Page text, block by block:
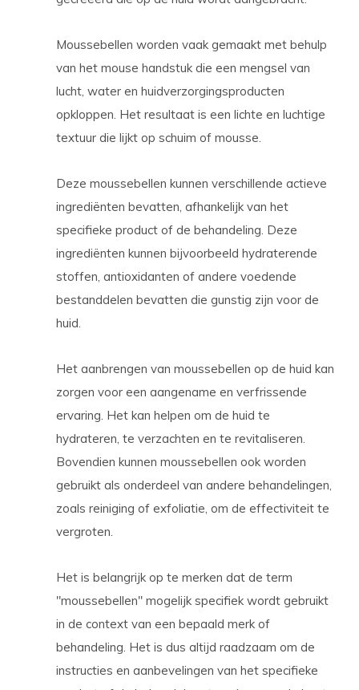
Moussebellen worden vaak gemaakt met behulp
van het mouse handstuk die een mengsel van
lucht, water en huidverzorgingsproducten
opkloppen. Het resultaat is een lichte en luchtige
textuur die lijkt op schuim of mousse.
Deze moussebellen kunnen verschillende actieve
ingrediënten bevatten, afhankelijk van het
specifieke product of de behandeling. Deze
ingrediënten kunnen bijvoorbeeld hydraterende
stoffen, antioxidanten of andere voedende
bestanddelen bevatten die gunstig zijn voor de
huid.
Het aanbrengen van moussebellen op de huid kan
zorgen voor een aangename en verfrissende
ervaring. Het kan helpen om de huid te
hydrateren, te verzachten en te revitaliseren.
Bovendien kunnen moussebellen ook worden
gebruikt als onderdeel van andere behandelingen,
zoals reiniging of exfoliatie, om de effectiviteit te
vergroten.
Het is belangrijk op te merken dat de term
"moussebellen" mogelijk specifiek wordt gebruikt
in de context van een bepaald merk of
behandeling. Het is dus altijd raadzaam om de
instructies en aanbevelingen van het specifieke